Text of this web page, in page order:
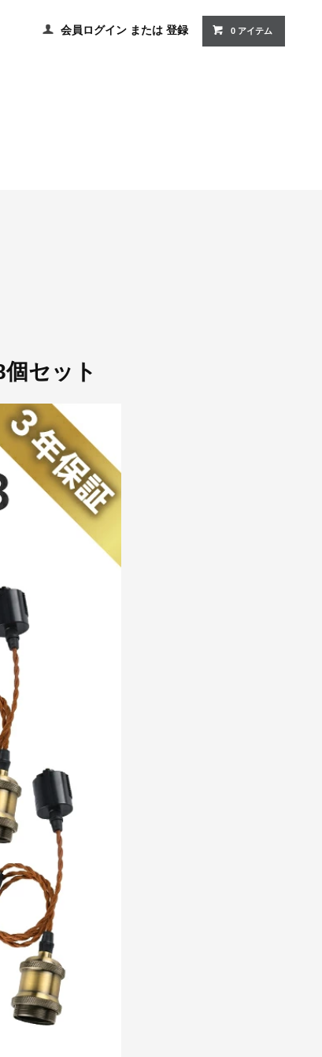
会員ログイン または登録 0 アイテム
セット